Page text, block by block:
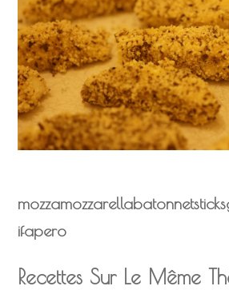
mozzamozzarellabatonnetsticks
ifapero
Recettes Sur Le Même